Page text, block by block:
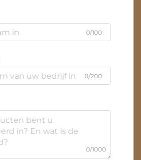
0/100
0/200
0/1000